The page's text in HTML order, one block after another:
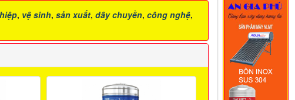
, vệ sinh, sản xuất, dây chuyền, công nghệ,